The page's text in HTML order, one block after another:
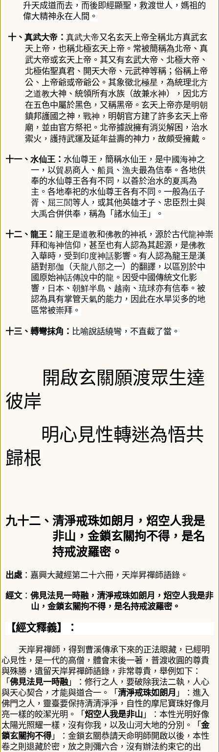
升天成道而去，而後即經顯聖，救渡世人，媽祖的
偉大精神永在人間。
十、 真武大帝： 真武大帝又名玄天上帝全稱北方真武玄
天上帝 ，也稱北極玄天上帝 。常被簡稱為北帝 、 真
武大帝或玄天上帝 。其又有玄武大帝 、 北極大帝 、
北極佑聖真君、 開天大帝 、 元武神等稱；俗稱上帝
公、 上帝爺或帝爺公。其象徵北極星 ，為統理北方
之道教大神、統領所有水族（故兼水神），因北方
在五色中屬於黑色，又稱黑帝 。玄天上帝亦是明朝
鎮邦護國之神， 戰神 ，明朝官方建了許多玄天上帝
廟，並由官方祭祀。北帝據說擁有消災解困，治水
禦火，護持武運及延年益壽的神力，故頗受擁戴。
十一、 水仙王 ： 水仙尊王 ，簡稱水仙王 ，是中國海神之
一，以貿易商人、船員 、漁夫最為信奉。各地供
奉的水仙尊王各有不同，以善於治水的夏禹為
主。各地奉祀的水仙尊王各有不同。一般為伍子
胥 、 屈三閭等人，或其他英雄才子、忠臣烈士與
大禹合併供奉，稱為「諸水仙王 」。
十二、 龍王 ： 龍王是道教和佛教的神祇 ，源於古代龍神崇
拜和海神信仰，甚至也有人認為其起源，是佛教
入華時，受到 印度神話影響。有人認為龍王是漢
語對那伽 （天龍八部之一）的翻譯，以區別於中
國原始神話傳說中的龍 。因受中國傳統文化影
響， 日本 、朝鮮半島 、 越南 、琉球亦有信奉。被
認為具有掌管天氣的能力，因此在水旱災多的地
區常被崇拜。
十三、轉彎抹角： 比喻說話繞彎，不直截了當。
開啟玄關願渡眾生達
彼岸
明心見性轉迷為悟共
歸根
九十二、清淨戒珠如朗月，炤空人我是
非山，金鎖玄關拘不得，是名
持戒波羅密。
出處：嘉興大藏經第二十六冊，天岸昇禪師語錄。
經文： 佛見法見一時融，清淨戒珠如朗月，炤空人我是非
山，金鎖玄關拘不得，是名持戒波羅密。
【經文釋義】：
天岸昇禪師，得到曹溪傳承下來的正法眼藏，已經明
心見性，是一代的高僧，體會末後一著， 普渡收圓的尊貴
與殊勝，遺留天岸昇禪師語錄，非常尊貴，舉例如下：
「 佛見法見一時融 」
：修行之人，要破除我法二執，人心
與天心契合，才能與道合一。「 清淨戒珠如朗月 」：進入
佛門之人，靈臺要保持清清淨淨，自性的摩尼寶珠好像月
亮一樣的皎潔光明。「 炤空人我是非山 」：本性光明好像
太陽光照耀一樣，沒有你我，以及山河大地的分別。「 金
鎖玄關拘不得」：金鎖玄關恭請天命明師開啟以後，本性
卷之則退藏於密，放之則彌六合，沒有辦法約束它的出